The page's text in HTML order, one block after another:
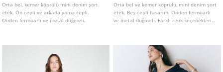
Orta bel, kemer köprülü mini denim şort
etek. Ön cepli ve arkada yama cepli.
Önden fermuarlı ve metal düğmeli.
Orta bel ve kemer köprülü, mini denim şort
etek. Beş cepli tasarım. Önden fermuarlı
ve metal düğmeli. Farklı renk seçenekleri